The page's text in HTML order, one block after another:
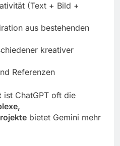
(Text + Bild +
aus bestehenden
kreativer
Referenzen
ist ChatGPT oft die
bietet Gemini mehr